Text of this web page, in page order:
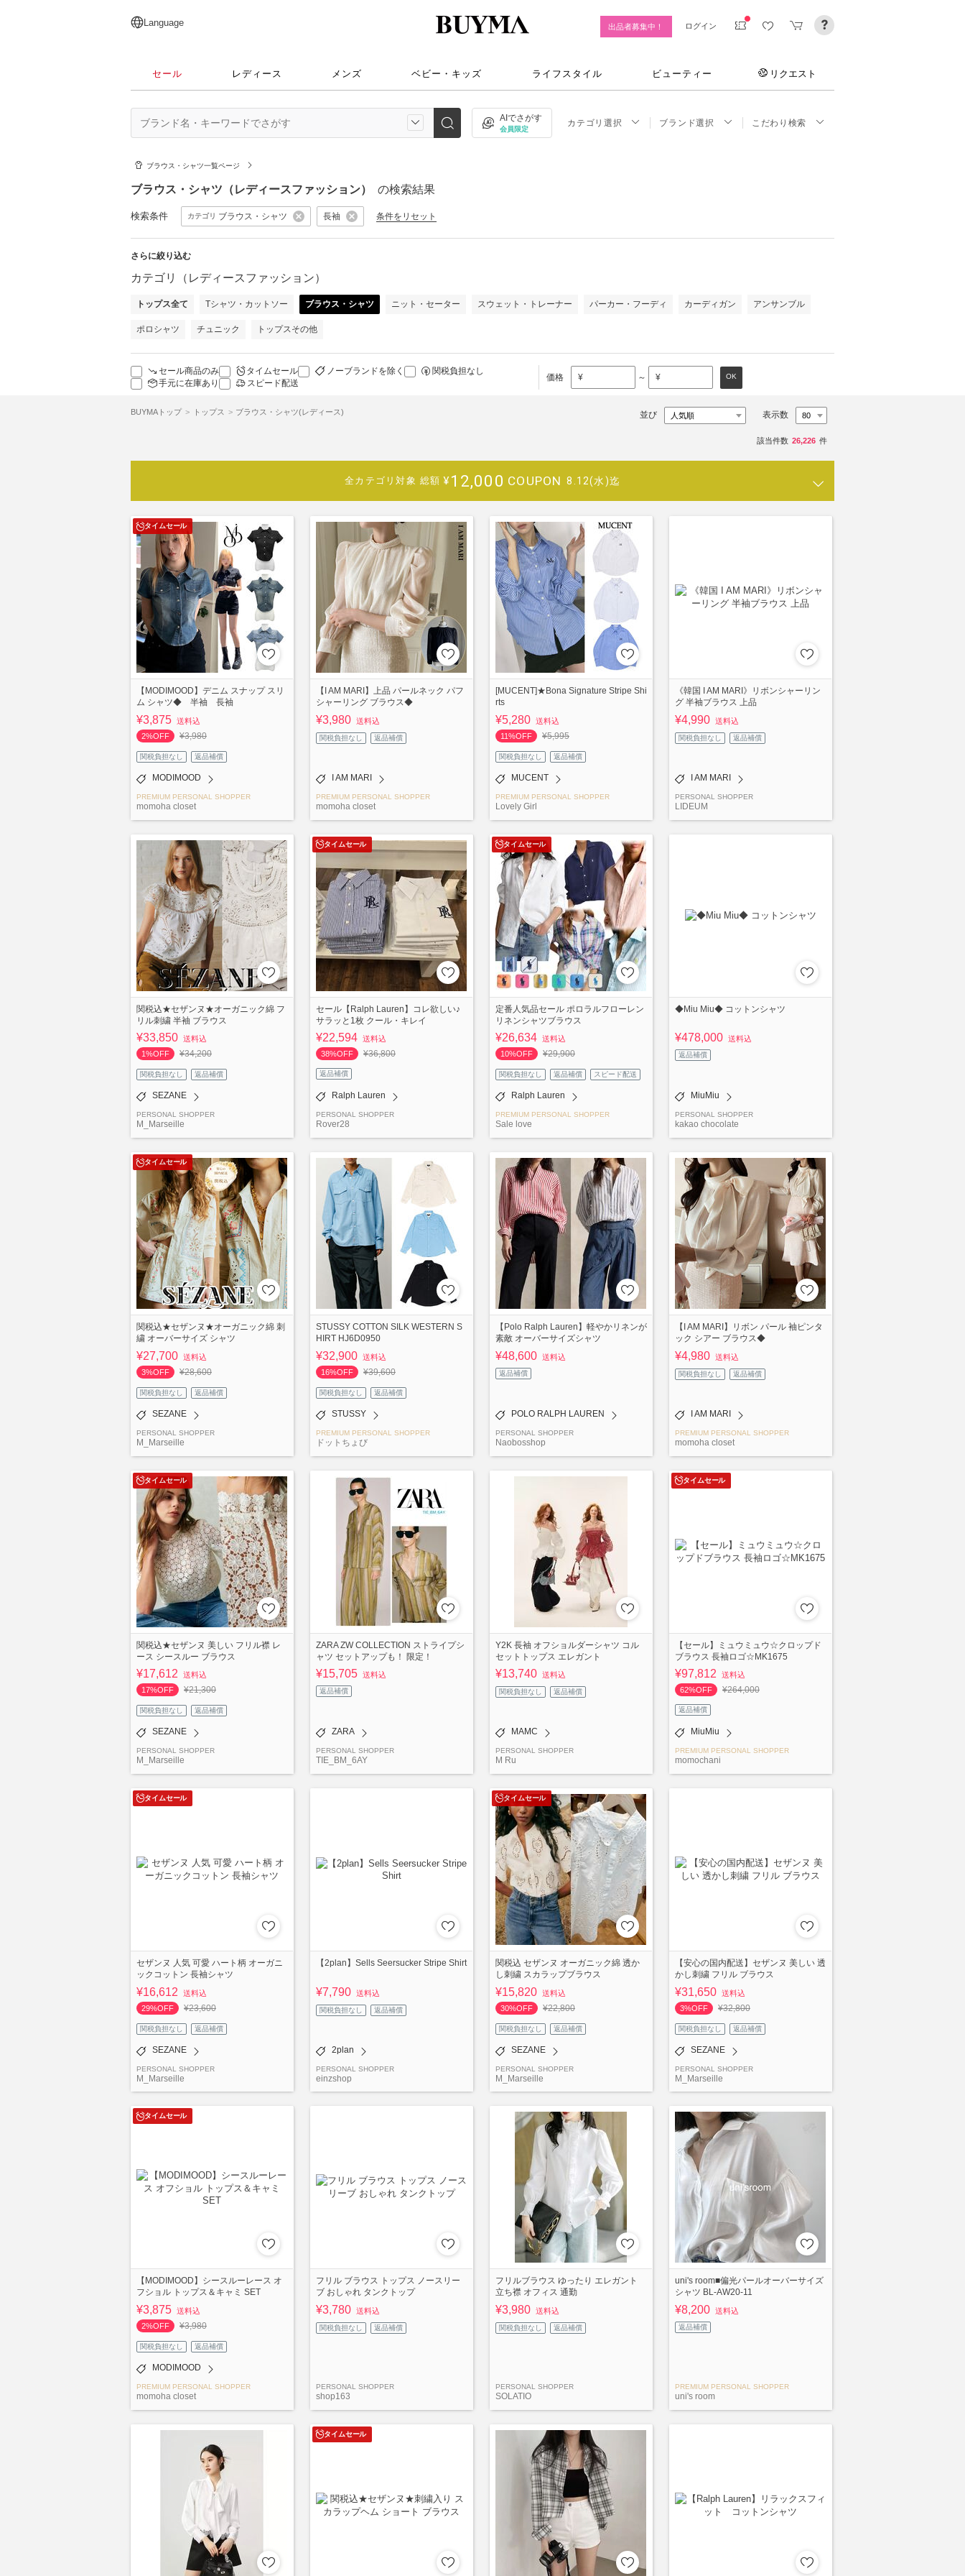
日本語
English
简体中文
繁體中文
Language 出品者募集中！ ログイン
セール レディース メンズ ベビー・キッズ ライフスタイル ビューティー リクエスト
AIでさがす
会員限定
カテゴリ選択 ブランド選択 こだわり検索
ブラウス・シャツ一覧ページ
ブラウス・シャツ（レディースファッション） の検索結果
検索条件 カテゴリ ブラウス・シャツ 長袖 条件をリセット
さらに絞り込む
カテゴリ（レディースファッション）
トップス全て Tシャツ・カットソー ブラウス・シャツ ニット・セーター スウェット・トレーナー パーカー・フーディ カーディガン アンサンブル
ポロシャツ チュニック トップスその他
セール商品のみ タイムセール ノーブランドを除く
関税負担なし
手元に在庫あり
スピード配送
価格 ¥ ～ ¥ OK
BUYMAトップ トップス ブラウス・シャツ(レディース) 並び 表示数
該当件数 26,226 件
全カテゴリ対象 総額 ¥12,000 COUPON 8.12(水)迄
タイムセール
【MODIMOOD】デニム スナップ スリ
ム シャツ◆ 半袖 長袖
¥3,875 送料込
2%OFF
¥3,980
関税負担なし 返品補償
MODIMOOD
PREMIUM PERSONAL SHOPPER
momoha closet
【I AM MARI】上品 パールネック パフ
シャーリング ブラウス◆
¥3,980 送料込
関税負担なし 返品補償
I AM MARI
PREMIUM PERSONAL SHOPPER
momoha closet
[MUCENT]★Bona Signature Stripe Shi
rts
¥5,280 送料込
11%OFF
¥5,995
関税負担なし 返品補償
MUCENT
PREMIUM PERSONAL SHOPPER
Lovely Girl
《韓国 I AM MARI》リボンシャーリン
グ 半袖ブラウス 上品
¥4,990 送料込
関税負担なし 返品補償
I AM MARI
PERSONAL SHOPPER
LIDEUM
関税込★セザンヌ★オーガニック綿 フ
リル刺繍 半袖 ブラウス
¥33,850 送料込
1%OFF
¥34,200
関税負担なし 返品補償
SEZANE
PERSONAL SHOPPER
M_Marseille
タイムセール
セール【Ralph Lauren】コレ欲しい♪
サラッと1枚 クール・キレイ
¥22,594 送料込
38%OFF
¥36,800
返品補償
Ralph Lauren
PERSONAL SHOPPER
Rover28
タイムセール
定番人気品セール ポロラルフローレン
リネンシャツブラウス
¥26,634 送料込
10%OFF
¥29,900
関税負担なし 返品補償 スピード配送
Ralph Lauren
PREMIUM PERSONAL SHOPPER
Sale love
◆Miu Miu◆ コットンシャツ
¥478,000 送料込
返品補償
MiuMiu
PERSONAL SHOPPER
kakao chocolate
タイムセール
関税込★セザンヌ★オーガニック綿 刺
繍 オーバーサイズ シャツ
¥27,700 送料込
3%OFF
¥28,600
関税負担なし 返品補償
SEZANE
PERSONAL SHOPPER
M_Marseille
STUSSY COTTON SILK WESTERN S
HIRT HJ6D0950
¥32,900 送料込
16%OFF
¥39,600
関税負担なし 返品補償
STUSSY
PREMIUM PERSONAL SHOPPER
ドットちょび
【Polo Ralph Lauren】軽やかリネンが
素敵 オーバーサイズシャツ
¥48,600 送料込
返品補償
POLO RALPH LAUREN
PERSONAL SHOPPER
Naobosshop
【I AM MARI】リボン パール 袖ピンタ
ック シアー ブラウス◆
¥4,980 送料込
関税負担なし 返品補償
I AM MARI
PREMIUM PERSONAL SHOPPER
momoha closet
タイムセール
関税込★セザンヌ 美しい フリル襟 レ
ース シースルー ブラウス
¥17,612
送料込
17%OFF
¥21,300
関税負担なし 返品補償
SEZANE
PERSONAL SHOPPER
M_Marseille
ZARA ZW COLLECTION ストライプシ
ャツ セットアップも！ 限定！
¥15,705 送料込
返品補償
ZARA
PERSONAL SHOPPER
TIE_BM_6AY
Y2K 長袖 オフショルダーシャツ コル
セットトップス エレガント
¥13,740 送料込
関税負担なし 返品補償
MAMC
PERSONAL SHOPPER
M Ru
タイムセール
【セール】ミュウミュウ☆クロップド
ブラウス 長袖ロゴ☆MK1675
¥97,812
送料込
62%OFF
¥264,000
返品補償
MiuMiu
PREMIUM PERSONAL SHOPPER
momochani
タイムセール
セザンヌ 人気 可愛 ハート柄 オーガニ
ックコットン 長袖シャツ
¥16,612
送料込
29%OFF
¥23,600
関税負担なし 返品補償
SEZANE
PERSONAL SHOPPER
M_Marseille
【2plan】Sells Seersucker Stripe Shirt
¥7,790 送料込
関税負担なし 返品補償
2plan
PERSONAL SHOPPER
einzshop
タイムセール
関税込 セザンヌ オーガニック綿 透か
し刺繍 スカラップブラウス
¥15,820 送料込
30%OFF
¥22,800
関税負担なし 返品補償
SEZANE
PERSONAL SHOPPER
M_Marseille
【安心の国内配送】セザンヌ 美しい 透
かし刺繍 フリル ブラウス
¥31,650 送料込
3%OFF
¥32,800
関税負担なし 返品補償
SEZANE
PERSONAL SHOPPER
M_Marseille
タイムセール
【MODIMOOD】シースルーレース オ
フショル トップス＆キャミ SET
¥3,875 送料込
2%OFF
¥3,980
関税負担なし 返品補償
MODIMOOD
PREMIUM PERSONAL SHOPPER
momoha closet
フリル ブラウス トップス ノースリー
ブ おしゃれ タンクトップ
¥3,780 送料込
関税負担なし 返品補償
PERSONAL SHOPPER
shop163
フリルブラウス ゆったり エレガント
立ち襟 オフィス 通勤
¥3,980 送料込
関税負担なし 返品補償
PERSONAL SHOPPER
SOLATIO
uni's room■偏光パールオーバーサイズ
シャツ BL-AW20-11
¥8,200 送料込
返品補償
PREMIUM PERSONAL SHOPPER
uni's room
タイムセール